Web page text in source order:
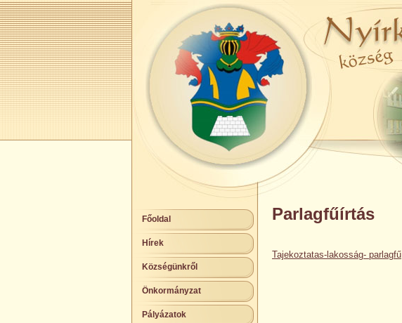
Főoldal
Hírek
Községünkről
Önkormányzat
Pályázatok
Parlagfűírtás
Tajekoztatas-lakosság- parlagfű